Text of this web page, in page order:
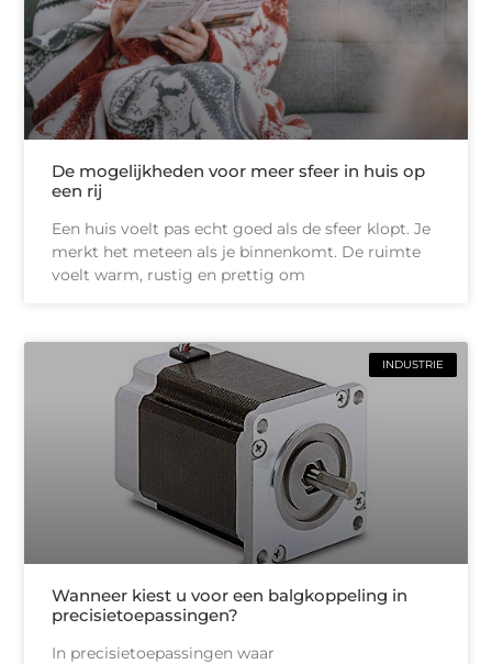
De mogelijkheden voor meer sfeer in huis op
een rij
Een huis voelt pas echt goed als de sfeer klopt. Je
merkt het meteen als je binnenkomt. De ruimte
voelt warm, rustig en prettig om
INDUSTRIE
Wanneer kiest u voor een balgkoppeling in
precisietoepassingen?
In precisietoepassingen waar